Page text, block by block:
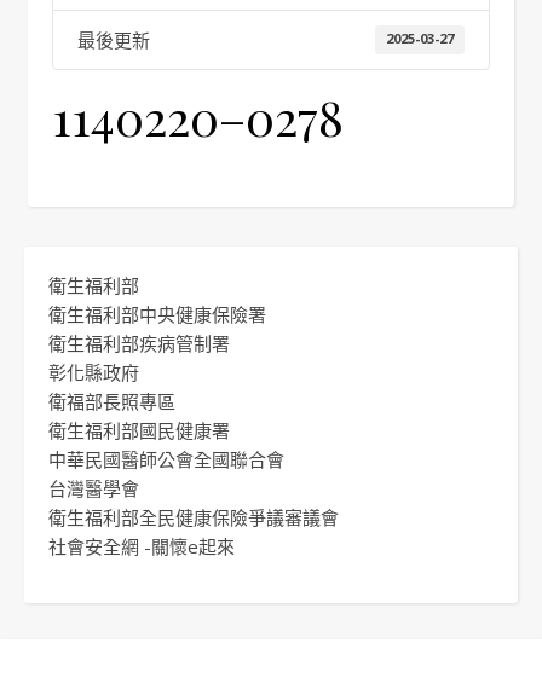
最後更新 2025-03-27
1140220–0278
衛生福利部
衛生福利部中央健康保險署
衛生福利部疾病管制署
彰化縣政府
衛福部長照專區
衛生福利部國民健康署
中華民國醫師公會全國聯合會
台灣醫學會
衛生福利部全民健康保險爭議審議會
社會安全網 -關懷e起來